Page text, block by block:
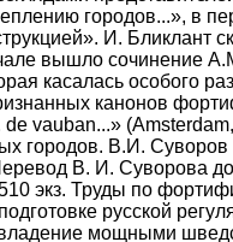
городов...», в
И. Бликлант
вышло сочинение
касалась особого
канонов
vauban...»
городов. В.И.
В. И. Суворова
экз. Труды по
русской
мощными